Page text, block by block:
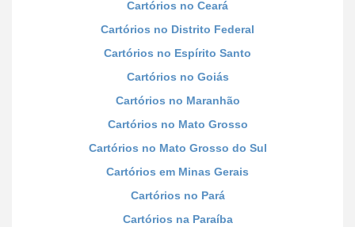
Cartórios no Ceará
Cartórios no Distrito Federal
Cartórios no Espírito Santo
Cartórios no Goiás
Cartórios no Maranhão
Cartórios no Mato Grosso
Cartórios no Mato Grosso do Sul
Cartórios em Minas Gerais
Cartórios no Pará
Cartórios na Paraíba